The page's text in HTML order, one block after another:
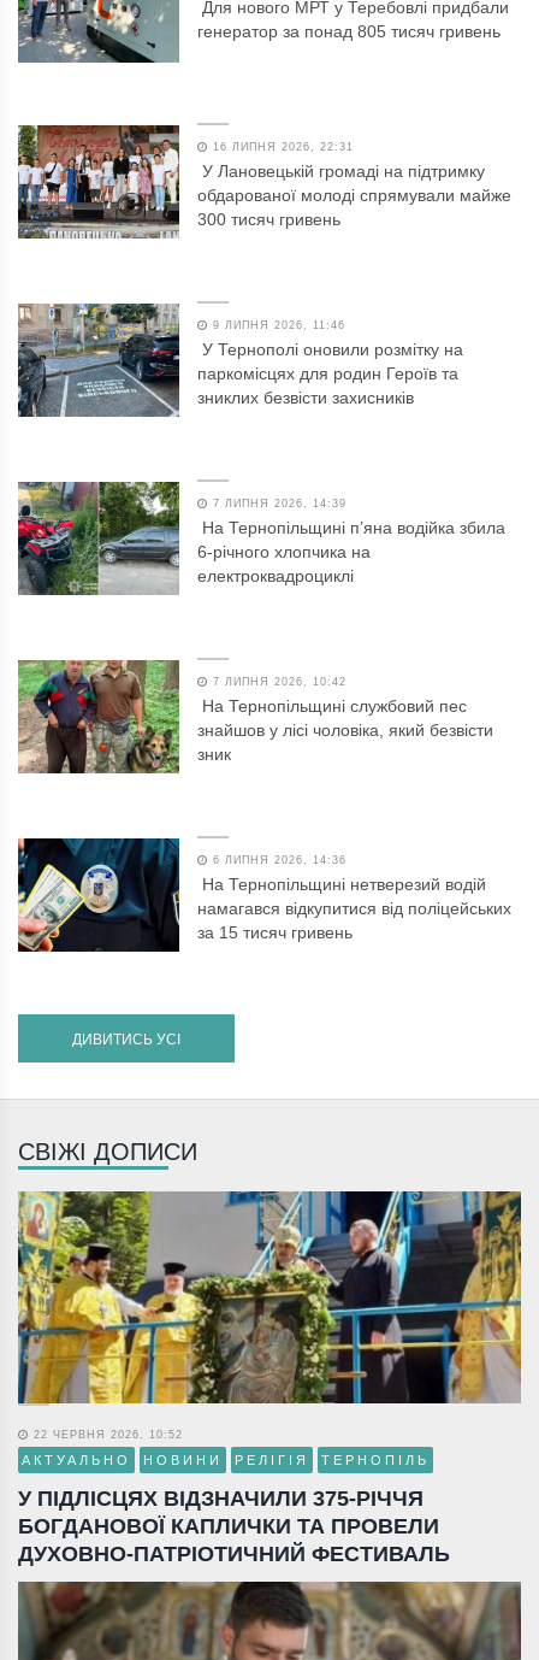
Для нового МРТ у Теребовлі придбали
генератор за понад 805 тисяч гривень
16 ЛИПНЯ 2026, 22:31
У Лановецькій громаді на підтримку
обдарованої молоді спрямували майже
300 тисяч гривень
9 ЛИПНЯ 2026, 11:46
У Тернополі оновили розмітку на
паркомісцях для родин Героїв та
зниклих безвісти захисників
7 ЛИПНЯ 2026, 14:39
На Тернопільщині п’яна водійка збила
6-річного хлопчика на
електроквадроциклі
7 ЛИПНЯ 2026, 10:42
На Тернопільщині службовий пес
знайшов у лісі чоловіка, який безвісти
зник
6 ЛИПНЯ 2026, 14:36
На Тернопільщині нетверезий водій
намагався відкупитися від поліцейських
за 15 тисяч гривень
ДИВИТИСЬ УСІ
СВІЖІ ДОПИСИ
22 ЧЕРВНЯ 2026, 10:52
АКТУАЛЬНО НОВИНИ РЕЛІГІЯ ТЕРНОПІЛЬ
У ПІДЛІСЦЯХ ВІДЗНАЧИЛИ 375-РІЧЧЯ
БОГДАНОВОЇ КАПЛИЧКИ ТА ПРОВЕЛИ
ДУХОВНО-ПАТРІОТИЧНИЙ ФЕСТИВАЛЬ